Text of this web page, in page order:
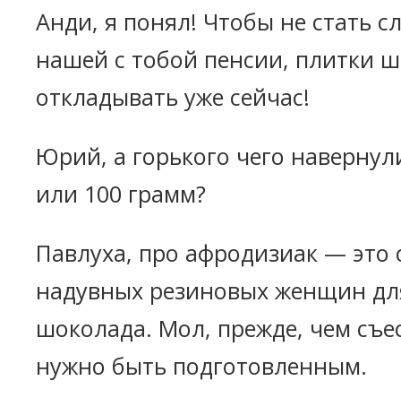
Анди, я понял! Чтобы не стать
нашей с тобой пенсии, плитки
откладывать уже сейчас!
Юрий, а горького чего
или 100 грамм?
Павлуха, про афродизиак — это
надувных резиновых женщин
шоколада. Мол, прежде, чем
нужно быть подготовленным.